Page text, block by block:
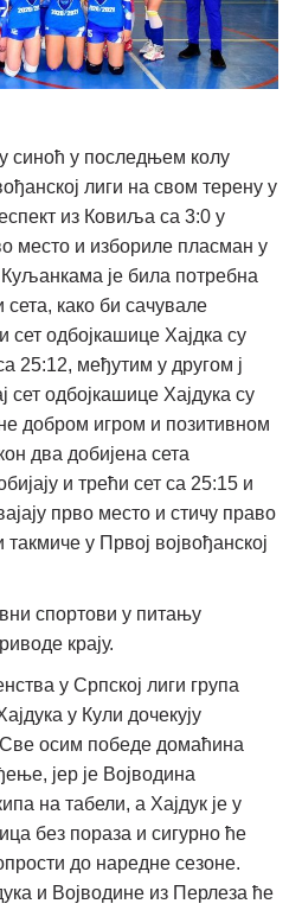
синоћ у последњем колу
лиги на свом терену у
из Ковиља са 3:0 у
место и избориле пласман у
Куљанкама је била потребна
како би сачувале
сет одбојкашице Хајдка су
25:12, међутим у другом ј
сет одбојкашице Хајдука су
добром игром и позитивном
два добијена сета
и трећи сет са 25:15 и
прво место и стичу право
у Првој војвођанској
спортови у питању
крају.
у Српској лиги група
у Кули дочекују
осим победе домаћина
јер је Војводина
на табели, а Хајдук је у
без пораза и сигурно ће
до наредне сезоне.
и Војводине из Перлеза ће